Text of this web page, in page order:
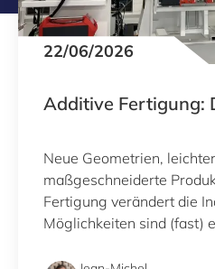
22/06/2026
Additive Fertigung:
Neue Geometrien,
maßgeschneiderte
Fertigung verändert die
Möglichkeiten sind (fast)